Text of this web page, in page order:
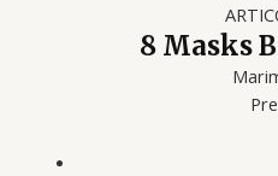
8 Masks